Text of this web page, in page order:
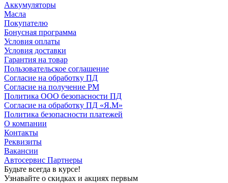
Аккумуляторы
Масла
Покупателю
Бонусная программа
Условия оплаты
Условия доставки
Гарантия на товар
Пользовательское соглашение
Согласие на обработку ПД
Согласие на получение РМ
Политика ООО безопасности ПД
Согласие на обработку ПД «Я.М»
Политика безопасности платежей
О компании
Контакты
Реквизиты
Вакансии
Автосервис Партнеры
Будьте всегда в курсе!
Узнавайте о скидках и акциях первым